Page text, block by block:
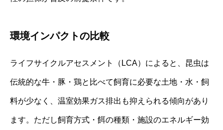
環境インパクトの比較
ライフサイクルアセスメント（LCA）によると、昆虫は
伝統的な牛・豚・鶏と比べて飼育に必要な土地・水・飼
料が少なく、温室効果ガス排出も抑えられる傾向があり
ます。ただし飼育方式・餌の種類・施設のエネルギー効